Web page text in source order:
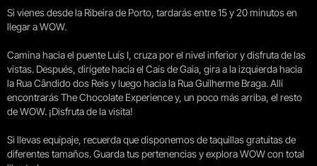
Si vienes desde la Ribeira de Porto, tardarás entre 15 y 20 minutos en
llegar a WOW.
Camina hacia el puente Luís I, cruza por el nivel inferior y disfruta de las
vistas. Después, dirígete hacia el Cais de Gaia, gira a la izquierda hacia
la Rua Cândido dos Reis y luego hacia la Rua Guilherme Braga. Allí
encontrarás The Chocolate Experience y, un poco más arriba, el resto
de WOW. ¡Disfruta de la visita!
Si llevas equipaje, recuerda que disponemos de taquillas gratuitas de
diferentes tamaños. Guarda tus pertenencias y explora WOW con total